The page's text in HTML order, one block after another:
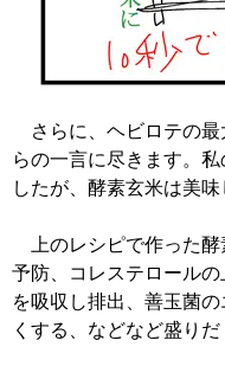
さらに、ヘビロテの最
らの一言に尽きます。
したが、酵素玄米は美味
上のレシピで作った酵
予防、コレステロール
を吸収し排出、善玉菌
くする、などなど盛りだ